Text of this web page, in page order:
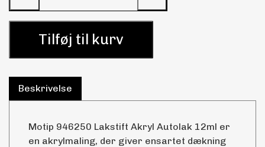
Tilføj til kurv
Beskrivelse
Motip 946250 Lakstift Akryl Autolak 12ml er
en akrylmaling, der giver ensartet dækning